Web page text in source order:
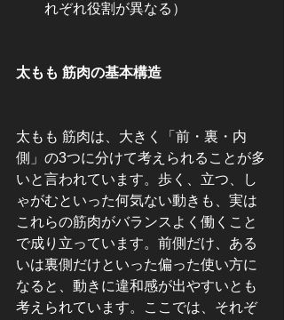
れぞれ役割が異なる）
太もも 筋肉の基本構造
太もも 筋肉は、大きく「前・裏・内
側」の3つに分けて考えられることが多
いと言われています。歩く、立つ、し
ゃがむといった何気ない動きも、実は
これらの筋肉がバランスよく働くこと
で成り立っています。前側だけ、ある
いは裏側だけといった偏った使い方に
なると、動きに違和感が出やすいとも
考えられています。ここでは、それぞ